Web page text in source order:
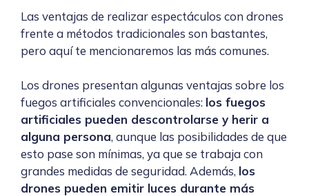
Las ventajas de realizar espectáculos con drones
frente a métodos tradicionales son bastantes,
pero aquí te mencionaremos las más comunes.
Los drones presentan algunas ventajas sobre los
fuegos artificiales convencionales: los fuegos
artificiales pueden descontrolarse y herir a
alguna persona, aunque las posibilidades de que
esto pase son mínimas, ya que se trabaja con
grandes medidas de seguridad. Además, los
drones pueden emitir luces durante más